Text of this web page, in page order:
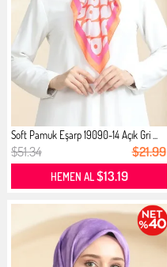
Soft Pamuk Eşarp 19090-14 Açık Gri ...
$51.34 $21.99
HEMEN AL$13.19